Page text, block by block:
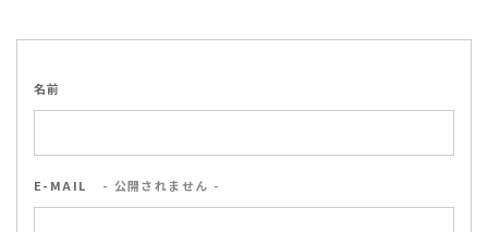
名前
E-MAIL - 公開されません -